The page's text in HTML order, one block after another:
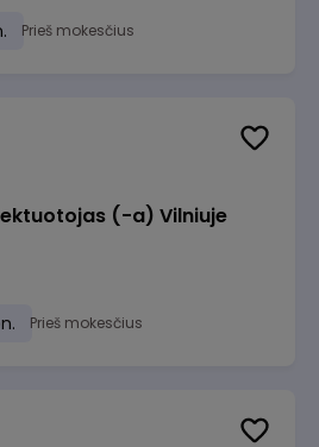
Prieš mokesčius
(-a) Vilniuje
Prieš mokesčius